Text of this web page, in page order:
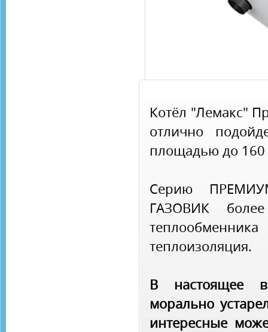
Котёл "Лемакс"
отлично
площадью до 160
Серию
ГАЗОВИК
теплоизоляция.
В настоящее
морально
интересные